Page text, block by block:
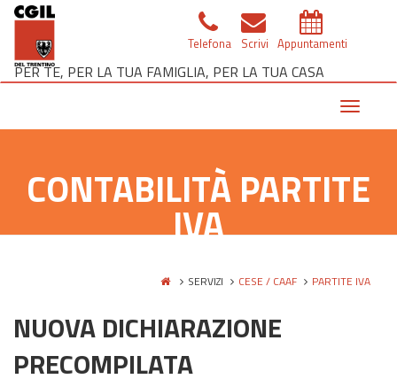
Telefona Scrivi Appuntamenti
PER TE, PER LA TUA FAMIGLIA, PER LA TUA CASA
Toggle
CONTABILITÀ PARTITE
IVA
SERVIZI CESE / CAAF PARTITE IVA
NUOVA DICHIARAZIONE
PRECOMPILATA